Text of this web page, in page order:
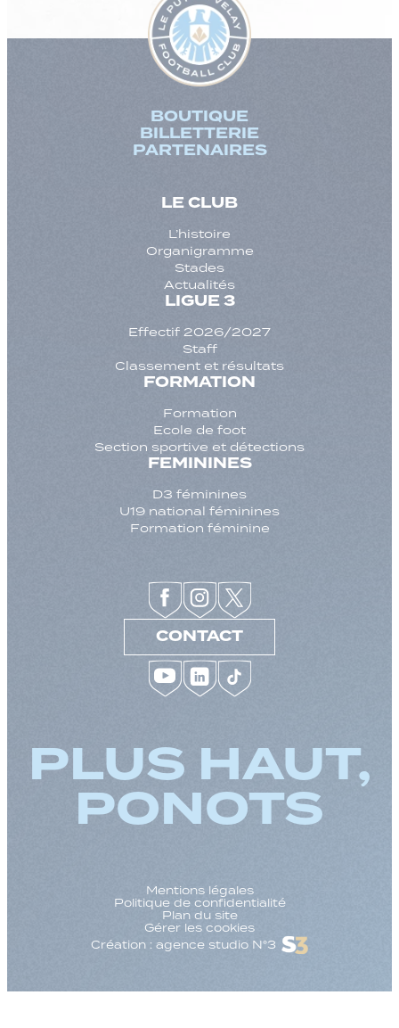
BOUTIQUE
BILLETTERIE
PARTENAIRES
LE CLUB
L’histoire
Organigramme
Stades
Actualités
LIGUE 3
Effectif 2026/2027
Staff
Classement et résultats
FORMATION
Formation
Ecole de foot
Section sportive et détections
FEMININES
D3 féminines
U19 national féminines
Formation féminine
CONTACT
PLUS HAUT,
PONOTS
Mentions légales
Politique de confidentialité
Plan du site
Gérer les cookies
Création : agence studio N°3